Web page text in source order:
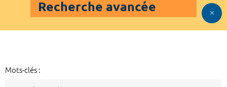
Recherche avancée
Mots-clés :